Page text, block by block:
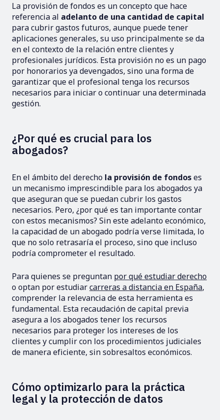
La provisión de fondos es un concepto que hace
referencia al adelanto de una cantidad de capital
para cubrir gastos futuros, aunque puede tener
aplicaciones generales, su uso principalmente se da
en el contexto de la relación entre clientes y
profesionales jurídicos. Esta provisión no es un pago
por honorarios ya devengados, sino una forma de
garantizar que el profesional tenga los recursos
necesarios para iniciar o continuar una determinada
gestión.
¿Por qué es crucial para los
abogados?
En el ámbito del derecho la provisión de fondoses
un mecanismo imprescindible para los abogados ya
que aseguran que se puedan cubrir los gastos
necesarios. Pero, ¿por qué es tan importante contar
con estos mecanismos? Sin este adelanto económico,
la capacidad de un abogado podría verse limitada, lo
que no solo retrasaría el proceso, sino que incluso
podría comprometer el resultado.
Para quienes se preguntan por qué estudiar derecho
o optan por estudiarcarreras a distancia en España,
comprender la relevancia de esta herramienta es
fundamental. Esta recaudación de capital previa
asegura a los abogados tener los recursos
necesarios para proteger los intereses de los
clientes y cumplir con los procedimientos judiciales
de manera eficiente, sin sobresaltos económicos.
Cómo optimizarlo para la práctica
legal y la protección de datos